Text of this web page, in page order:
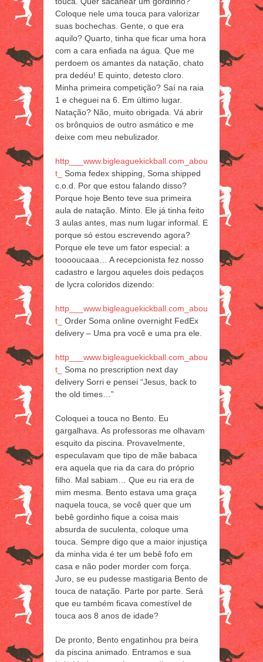
Coloque nele uma touca para valorizar
suas bochechas. Gente, o que era
aquilo? Quarto, tinha que ficar uma hora
com a cara enfiada na água. Que me
perdoem os amantes da natação, chato
pra dedéu! E quinto, detesto cloro.
Minha primeira competição? Saí na raia
1 e cheguei na 6. Em último lugar.
Natação? Não, muito obrigada. Vá abrir
os brônquios de outro asmático e me
deixe com meu nebulizador.
http___www.bigleaguekickball.com_abou
t_
Soma fedex shipping, Soma shipped
c.o.d. Por que estou falando disso?
Porque hoje Bento teve sua primeira
aula de natação. Minto. Ele já tinha feito
3 aulas antes, mas num lugar informal. E
porque só estou escrevendo agora?
Porque ele teve um fator especial: a
tooooucaaa… A recepcionista fez nosso
cadastro e largou aqueles dois pedaços
de lycra coloridos dizendo:
http___www.bigleaguekickball.com_abou
t_
Order Soma online overnight FedEx
delivery – Uma pra você e uma pra ele.
http___www.bigleaguekickball.com_abou
t_
Soma no prescription next day
delivery Sorri e pensei “Jesus, back to
the old times…”
Coloquei a touca no Bento. Eu
gargalhava. As professoras me olhavam
esquito da piscina. Provavelmente,
especulavam que tipo de mãe babaca
era aquela que ria da cara do próprio
filho. Mal sabiam… Que eu ria era de
mim mesma. Bento estava uma graça
naquela touca, se você quer que um
bebê gordinho fique a coisa mais
absurda de suculenta, coloque uma
touca. Sempre digo que a maior injustiça
da minha vida é ter um bebê fofo em
casa e não poder morder com força.
Juro, se eu pudesse mastigaria Bento de
touca de natação. Parte por parte. Será
que eu também ficava comestível de
touca aos 8 anos de idade?
De pronto, Bento engatinhou pra beira
da piscina animado. Entramos e sua